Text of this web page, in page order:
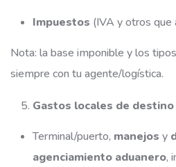
Impuestos (IVA y otros que
Nota: la base imponible y los
siempre con tu agente/logística.
Gastos locales de destino
Terminal/puerto, manejos y
agenciamiento aduanero,